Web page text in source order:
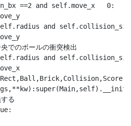
==2 and self.move_x   0:
and
でのボールの衝突検出
and
る